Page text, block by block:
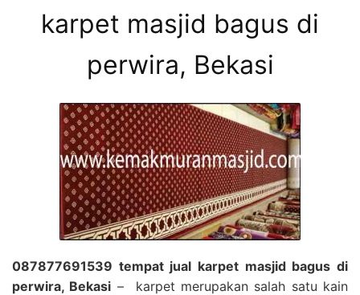
karpet masjid bagus di
perwira, Bekasi
087877691539 tempat jual karpet masjid bagus di
perwira, Bekasi – karpet merupakan salah satu kain